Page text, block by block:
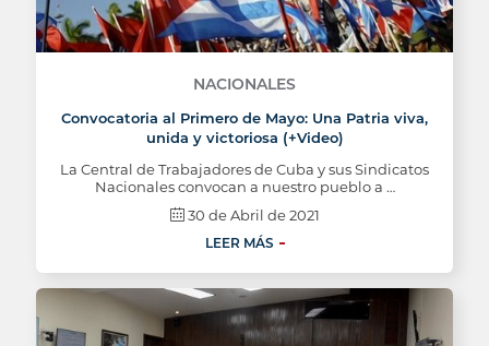
NACIONALES
Convocatoria al Primero de Mayo: Una Patria viva,
unida y victoriosa (+Video)
La Central de Trabajadores de Cuba y sus Sindicatos
Nacionales convocan a nuestro pueblo a …
30 de Abril de 2021
LEER MÁS